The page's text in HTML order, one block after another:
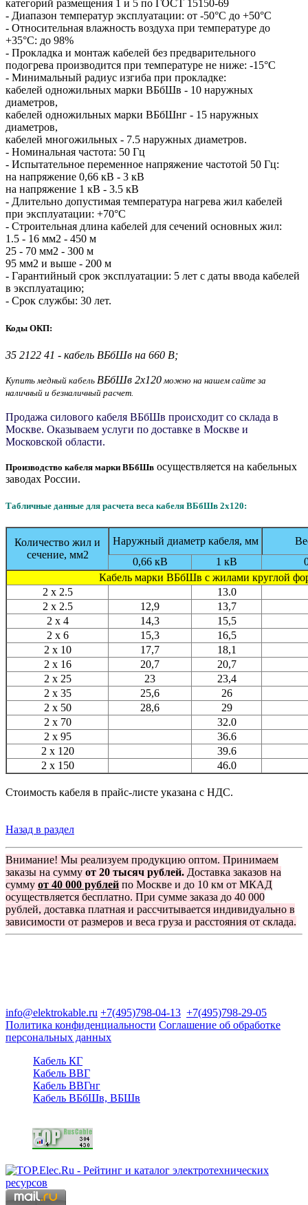
категорий размещения 1 и 5 по ГОСТ 15150-69
- Диапазон температур эксплуатации: от -50°С до +50°С
- Относительная влажность воздуха при температуре до
+35°С: до 98%
- Прокладка и монтаж кабелей без предварительного
подогрева производится при температуре не ниже: -15°С
- Минимальный радиус изгиба при прокладке:
кабелей одножильных марки ВБбШв - 10 наружных
диаметров,
кабелей одножильных марки ВБбШнг - 15 наружных
диаметров,
кабелей многожильных - 7.5 наружных диаметров.
- Номинальная частота: 50 Гц
- Испытательное переменное напряжение частотой 50 Гц:
на напряжение 0,66 кВ - 3 кВ
на напряжение 1 кВ - 3.5 кВ
- Длительно допустимая температура нагрева жил кабелей
при эксплуатации: +70°С
- Строительная длина кабелей для сечений основных жил:
1.5 - 16 мм2 - 450 м
25 - 70 мм2 - 300 м
95 мм2 и выше - 200 м
- Гарантийный срок эксплуатации: 5 лет с даты ввода кабелей
в эксплуатацию;
- Срок службы: 30 лет.
Коды ОКП:
35 2122 41 - кабель ВБбШв на 660 В;
Купить медный кабель ВБбШв 2x120 можно на нашем сайте за
наличный и безналичный расчет.
Продажа силового кабеля ВБбШв происходит со склада в
Москве. Оказываем услуги по доставке в Москве и
Московской области.
Производство кабеля марки ВБбШв осуществляется на кабельных
заводах России.
Табличные данные для расчета веса кабеля ВБбШв 2x120:
Количество жил и
сечение, мм2
Наружный диаметр кабеля, мм
0,66 кВ
1 кВ
Кабель марки ВБбШв с жилами круглой
2 x 2.5
13.0
2 x 2.5
12,9
13,7
2 x 4
14,3
15,5
2 x 6
15,3
16,5
2 x 10
17,7
18,1
2 x 16
20,7
20,7
2 x 25
23
23,4
2 x 35
25,6 26
2 x 50
28,6 29
2 x 70
32.0
2 x 95
36.6
2 x 120
39.6
2 x 150
46.0
Стоимость кабеля в прайс-листе указана с НДС.
Назад в раздел
Внимание! Мы реализуем продукцию оптом. Принимаем
заказы на сумму от 20 тысяч рублей. Доставка заказов на
сумму от 40 000 рублей по Москве и до 10 км от МКАД
осуществляется бесплатно. При сумме заказа до 40 000
рублей, доставка платная и рассчитывается индивидуально в
зависимости от размеров и веса груза и расстояния от склада.
info@elektrokable.ru +7(495)798-04-13 +7(495)798-29-05
Политика конфиденциальности Соглашение об обработке
персональных данных
Кабель КГ
Кабель ВВГ
Кабель ВВГнг
Кабель ВБбШв, ВБШв